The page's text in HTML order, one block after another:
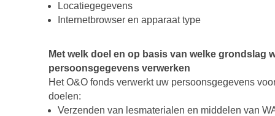
Locatiegegevens
Internetbrowser en apparaat type
Met welk doel en op basis van welke grondslag
persoonsgegevens verwerken
Het O&O fonds verwerkt uw persoonsgegevens
doelen:
Verzenden van lesmaterialen en middelen van